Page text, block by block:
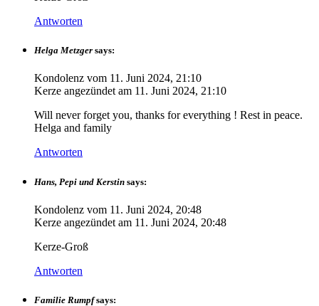
Antworten
Helga Metzger says:
Kondolenz vom 11. Juni 2024, 21:10
Kerze angezündet am 11. Juni 2024, 21:10
Will never forget you, thanks for everything ! Rest in peace.
Helga and family
Antworten
Hans, Pepi und Kerstin says:
Kondolenz vom 11. Juni 2024, 20:48
Kerze angezündet am 11. Juni 2024, 20:48
Kerze-Groß
Antworten
Familie Rumpf says: